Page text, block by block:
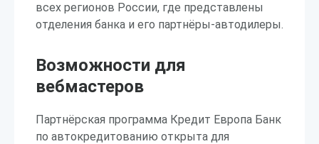
всех регионов России, где представлены
отделения банка и его партнёры-автодилеры.
Возможности для
вебмастеров
Партнёрская программа Кредит Европа Банк
по автокредитованию открыта для